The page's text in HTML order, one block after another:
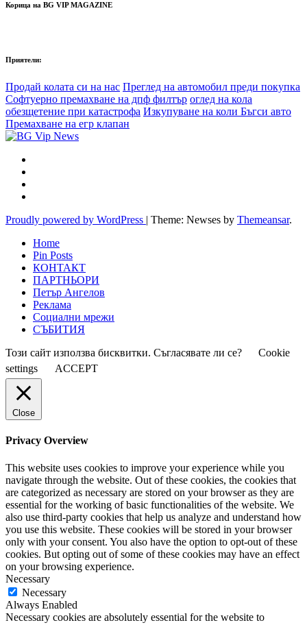
Корица на BG VIP MAGAZINE
Приятели:
Продай колата си на нас Преглед на автомобил преди покупка
Софтуерно премахване на дпф филтър оглед на кола
обезщетение при катастрофа Изкупуване на коли Бъгси авто
Премахване на егр клапан
Proudly powered by WordPress | Theme: Newses by Themeansar.
Home
Pin Posts
КОНТАКТ
ПАРТНЬОРИ
Петър Ангелов
Реклама
Социални мрежи
СЪБИТИЯ
Този сайт използва бисквитки. Съгласявате ли се?
Cookie
settings
ACCEPT
Close
Privacy Overview
This website uses cookies to improve your experience while you
navigate through the website. Out of these cookies, the cookies that
are categorized as necessary are stored on your browser as they are
essential for the working of basic functionalities of the website. We
also use third-party cookies that help us analyze and understand how
you use this website. These cookies will be stored in your browser
only with your consent. You also have the option to opt-out of these
cookies. But opting out of some of these cookies may have an effect
on your browsing experience.
Necessary
Necessary
Always Enabled
Necessary cookies are absolutely essential for the website to